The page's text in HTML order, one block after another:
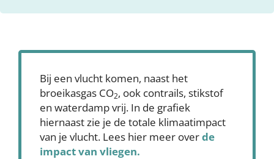
Bij een vlucht komen, naast het
broeikasgas CO2, ook contrails, stikstof
en waterdamp vrij. In de grafiek
hiernaast zie je de totale klimaatimpact
van je vlucht. Lees hier meer overde
impact van vliegen.